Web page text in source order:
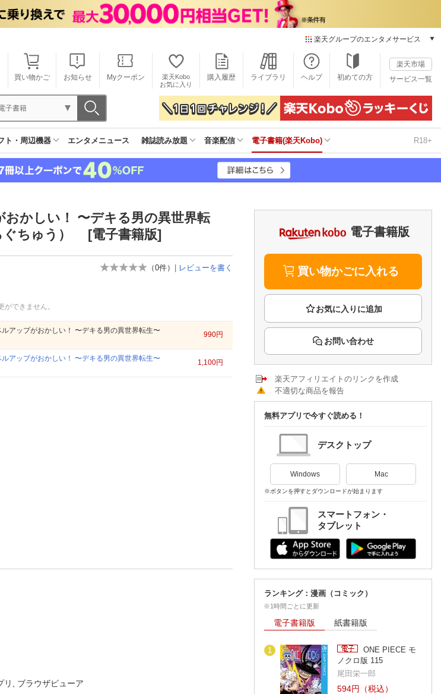
楽天グループのエンタメサービス
本/ゲーム/CD/DVD
楽天ブックス
電子書籍
楽天Kobo
雑誌読み放題
楽天ミュージック
楽天TV
Rakuten PLAY
無料テレビ
Rチャンネル
チケット
楽天チケット
推し楽
買い物かご お知らせ Myクーポン
楽天Kobo
お気に入り
購入履歴 ライブラリ ヘルプ 初めての方
楽天市場
サービス一覧
子書籍
ト・周辺機器 エンタメニュース 雑誌読み放題 音楽配信 電子書籍(楽天Kobo) R18+
かしい！ 〜デキる男の異世界転
ちゅう） [電子書籍版]
（0件） レビューを書く
できません。
アップがおかしい！ 〜デキる男の異世界転生〜
990円
アップがおかしい！ 〜デキる男の異世界転生〜
1,100円
リ, ブラウザビューア
電子書籍版
買い物かごに入れる
お問い合わせ
楽天アフィリエイトのリンクを作成
不適切な商品を報告
無料アプリで今すぐ読める！
デスクトップ
Windows Mac
※ボタンを押すとダウンロードが始まります
スマートフォン・
タブレット
ランキング：漫画（コミック）
※1時間ごとに更新
電子書籍版 紙書籍版
1
ONE PIECE モ
ノクロ版 115
尾田栄一郎
594円（税込）